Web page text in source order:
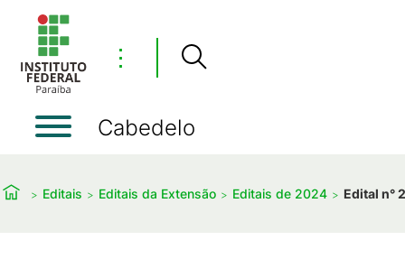
⋮
Cabedelo
Editais Editais da Extensão Editais de 2024 Edital n°